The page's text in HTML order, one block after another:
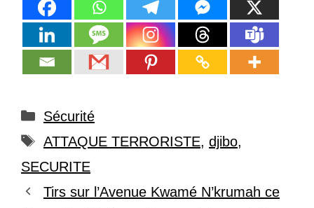
Catégories
Sécurité
Étiquettes
ATTAQUE TERRORISTE, djibo,
SECURITE
Tirs sur l’Avenue Kwamé N’krumah ce